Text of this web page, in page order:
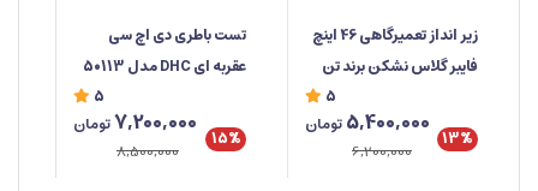
زیر انداز تعمیرگاهی 46 اینچ
فایبر گلاس نشکن برند تن
5
13%
5,400,000تومان
6,200,000
تست باطری دی اچ سی
عقربه ای DHC مدل 50113
5
15%
7,200,000تومان
8,500,000